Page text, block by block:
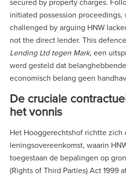
initiated possession
challenged by arguing HNW
not the direct lender. This
Lending Ltd tegen Mark, een
werd gesteld dat
economisch belang geen
De cruciale
het vonnis
Het Hooggerechtshof richtte zich
leningsovereenkomst, waarin
toegestaan de bepalingen op
(Rights of Third Parties) Act 1999